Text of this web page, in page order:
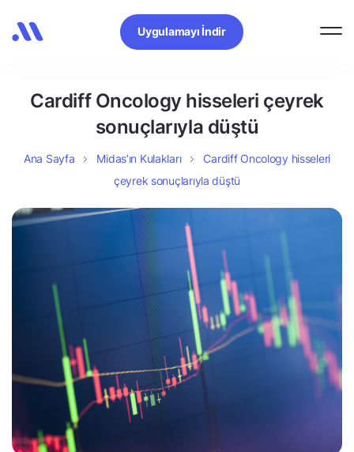
Uygulamayı İndir
Cardiff Oncology hisseleri çeyrek
sonuçlarıyla düştü
Ana Sayfa Midas’ın Kulakları
Cardiff Oncology hisseleri
çeyrek sonuçlarıyla düştü